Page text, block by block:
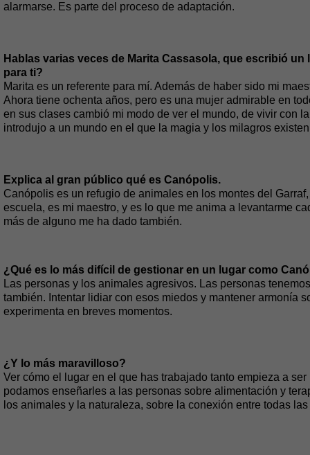
alarmarse. Es parte del proceso de adaptación.
Hablas varias veces de Marita Cassasola, que escribió
para ti?
Marita es un referente para mí. Además de haber sido mi
Ahora tiene ochenta años, pero es una mujer admirable en
en sus clases cambió mi modo de ver el mundo, de vivir con
introdujo a un mundo en el que la magia y los milagros
Explica al gran público qué es Canópolis.
Canópolis es un refugio de animales en los montes del
escuela, es mi maestro, y es lo que me anima a levantarme
más de alguno me ha dado también.
¿Qué es lo más difícil de gestionar en un lugar como
Las personas y los animales agresivos. Las personas
también. Intentar lidiar con esos miedos y mantener armonía
experimenta en breves momentos.
¿Y lo más maravilloso?
Ver cómo el lugar en el que has trabajado tanto empieza a
podamos enseñarles a las personas sobre alimentación y
los animales y la naturaleza, sobre la conexión entre todas